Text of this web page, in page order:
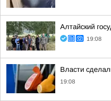
Алтайский
19:08
Власти
19:08